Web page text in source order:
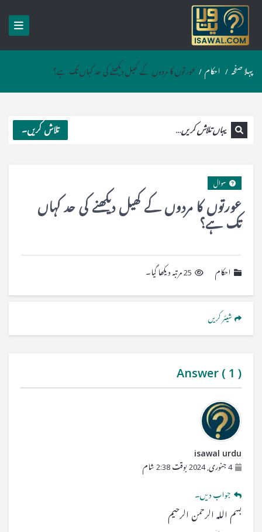
پہلا صفحہ / احکام / عورتوں کا مردوں کے کھیل دیکھنے کی حد کہاں تک ہے؟
تلاش کریں۔
عورتوں کا مردوں کے کھیل دیکھنے کی حد کہاں
تک ہے؟
سوال
احکام 25 مرتبہ دیکھا گیا۔
شیئر کریں
Answer ( 1 )
isawal urdu
4 جنوری, 2024 بوقت 2:38 شام
جواب دیں۔
بسم اللہ الرحمن الرحیم